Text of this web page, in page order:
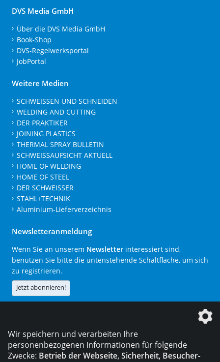
DVS Media GmbH
Über die DVS Media GmbH
Book-Shop
DVS-Regelwerksportal
JobPortal
Weitere Medien
SCHWEISSEN UND SCHNEIDEN
WELDING AND CUTTING
DER PRAKTIKER
JOINING PLASTICS
THERMAL SPRAY BULLETIN
SCHWEISSAUFSICHT AKTUELL
HOME OF WELDING
HOME OF STEEL
DER SCHWEISSER
STAHL+TECHNIK
Aluminium-Lieferverzeichnis
Newsletteranmeldung
Wenn Sie an unserem Newsletter interessiert sind,
benutzen Sie bitte die untenstehende Schaltfläche, um sich
zu registrieren.
Jetzt abonnieren!
Wir speichern und verarbeiten Ihre
personenbezogenen Informationen für folgende
Zwecke: Betrieb der Webseite, Sicherheit, Besucher-